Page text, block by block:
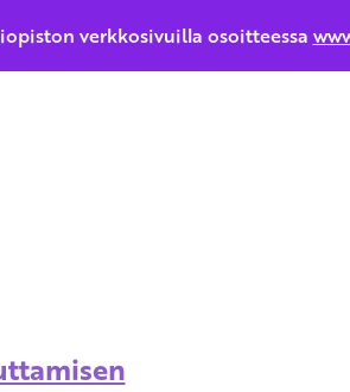
verkkosivuilla osoitteessa